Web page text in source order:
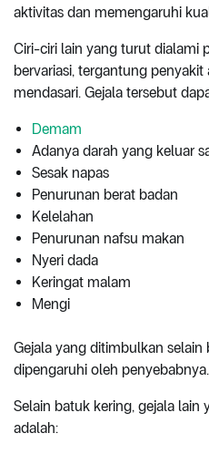
aktivitas dan memengaruhi
Ciri-ciri lain yang turut dialami
bervariasi, tergantung
mendasari. Gejala tersebut
Demam
Adanya darah yang keluar
Sesak napas
Penurunan berat badan
Kelelahan
Penurunan nafsu makan
Nyeri dada
Keringat malam
Mengi
Gejala yang ditimbulkan selain
dipengaruhi oleh penyebabnya.
Selain batuk kering, gejala lain
adalah: